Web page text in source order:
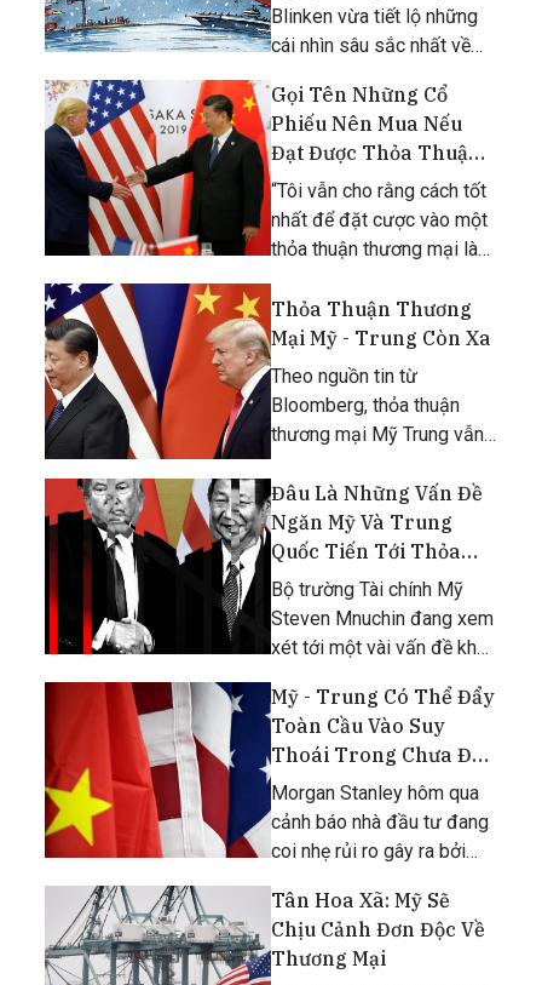
Blinken vừa tiết lộ những
cái nhìn sâu sắc nhất về
Chính quyền Biden đối với
Trung Quốc.
Gọi Tên Những Cổ
Phiếu Nên Mua Nếu
Đạt Được Thỏa Thuận
Thương Mại Mỹ -
Trung
“Tôi vẫn cho rằng cách tốt
nhất để đặt cược vào một
thỏa thuận thương mại là
đó không ổn, ngay cả sau
những diễn biến đáng
mừng ngày hôm nay”, Jim
Cramer của CNBC cho hay.
Thỏa Thuận Thương
Mại Mỹ - Trung Còn Xa
Theo nguồn tin từ
Bloomberg, thỏa thuận
thương mại Mỹ Trung vẫn
Đâu Là Những Vấn Đề
Ngăn Mỹ Và Trung
Quốc Tiến Tới Thỏa
Thuận Thương Mại?
Bộ trường Tài chính Mỹ
Steven Mnuchin đang xem
xét tới một vài vấn đề khó
đã ngăn Mỹ và Trung Quốc
tiến tới một thỏa thuận.
Mỹ - Trung Có Thể Đẩy
Toàn Cầu Vào Suy
Thoái Trong Chưa Đầy
Một Năm
Morgan Stanley hôm qua
cảnh báo nhà đầu tư đang
coi nhẹ rủi ro gây ra bởi
- Trung Quốc.
Tân Hoa Xã: Mỹ Sẽ
Chịu Cảnh Đơn Độc Về
Thương Mại